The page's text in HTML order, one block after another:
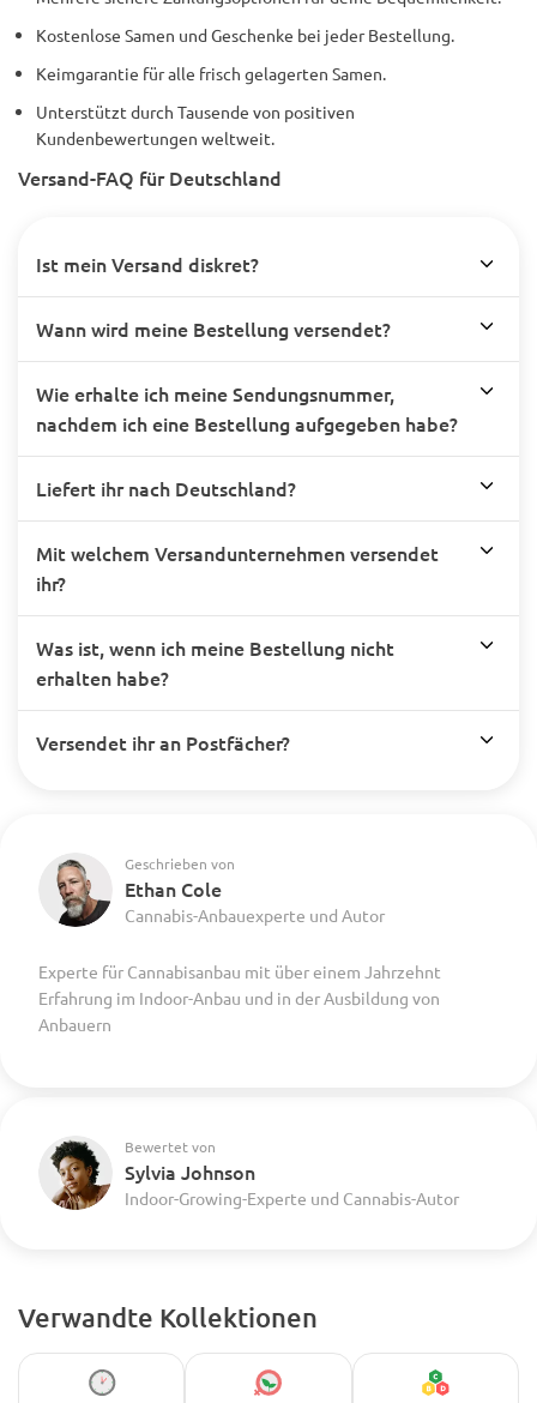
Kostenlose Samen und Geschenke bei jeder Bestellung.
Keimgarantie für alle frisch gelagerten Samen.
Unterstützt durch Tausende von positiven
Kundenbewertungen weltweit.
Versand-FAQ für Deutschland
Ist mein Versand diskret?
Wann wird meine Bestellung versendet?
Wie erhalte ich meine Sendungsnummer,
nachdem ich eine Bestellung aufgegeben habe?
Liefert ihr nach Deutschland?
Mit welchem Versandunternehmen versendet
ihr?
Was ist, wenn ich meine Bestellung nicht
erhalten habe?
Versendet ihr an Postfächer?
Geschrieben von
Ethan Cole
Cannabis-Anbauexperte und Autor
Experte für Cannabisanbau mit über einem Jahrzehnt
Erfahrung im Indoor-Anbau und in der Ausbildung von
Anbauern
Bewertet von
Sylvia Johnson
Indoor-Growing-Experte und Cannabis-Autor
Verwandte Kollektionen